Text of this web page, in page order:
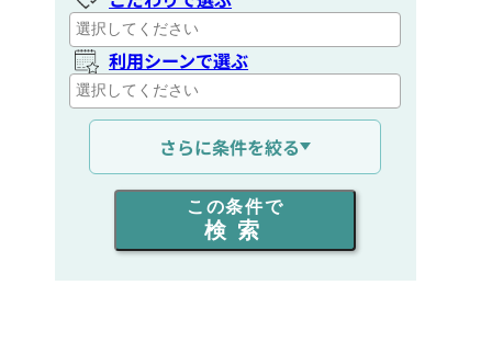
利用シーンで選ぶ
通信距離を選ぶ
出力を選ぶ
同時通話人数を選ぶ
さらに条件を絞る
この条件で
検索